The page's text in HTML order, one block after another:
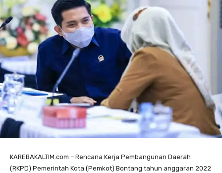
KAREBAKALTIM.com – Rencana Kerja Pembangunan Daerah
(RKPD) Pemerintah Kota (Pemkot) Bontang tahun anggaran 2022